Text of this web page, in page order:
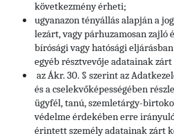
következmény érheti;
ugyanazon tényállás alapján a
lezárt, vagy párhuzamosan zajló
bírósági vagy hatósági
egyéb résztvevője adatainak
az Ákr. 30. § szerint az
és a cselekvőképességében
ügyfél, tanú, szemletárgy-
védelme érdekében erre
érintett személy adatainak zárt